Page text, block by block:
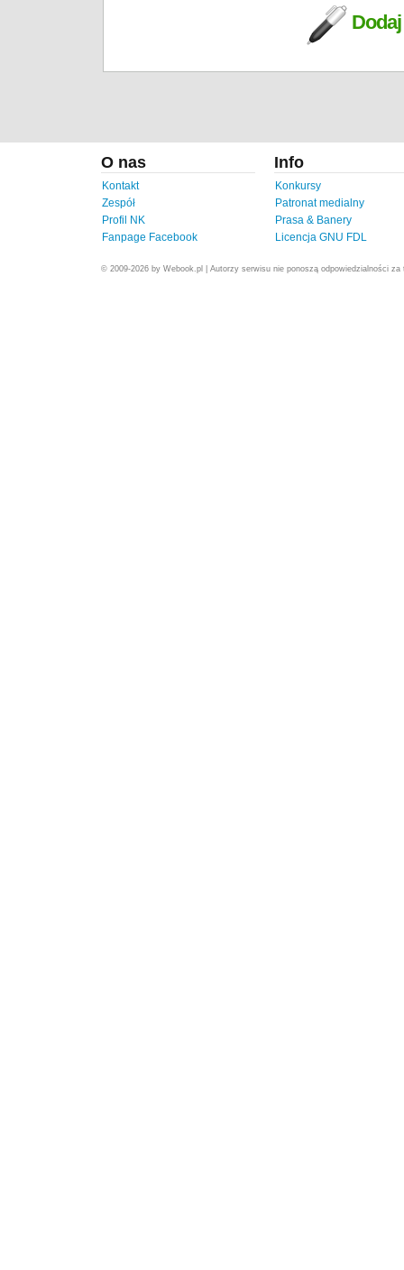
O nas
Kontakt
Zespół
Profil NK
Fanpage Facebook
Info
Konkursy
Patronat medialny
Prasa & Banery
Licencja GNU FDL
© 2009-2026 by Webook.pl | Autorzy serwisu nie ponoszą odpowiedzialności